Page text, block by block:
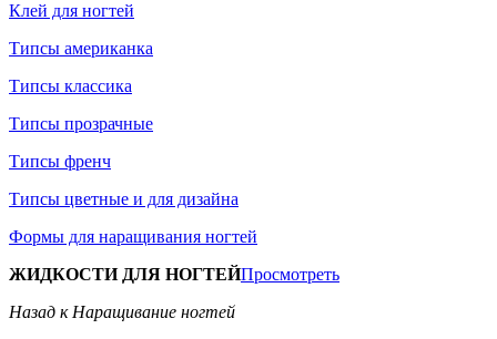
Клей для ногтей
Типсы американка
Типсы классика
Типсы прозрачные
Типсы френч
Типсы цветные и для дизайна
Формы для наращивания ногтей
ЖИДКОСТИ ДЛЯ НОГТЕЙПросмотреть
Назад к Наращивание ногтей